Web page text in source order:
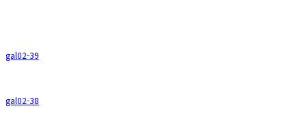
gal02-39
gal02-38